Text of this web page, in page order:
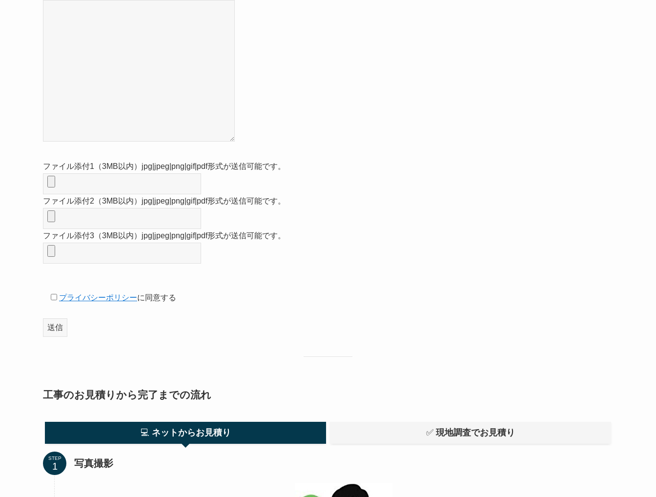
ファイル添付1（3MB以内）jpg|jpeg|png|gif|pdf形式が送信可能です。
ファイル添付2（3MB以内）jpg|jpeg|png|gif|pdf形式が送信可能です。
ファイル添付3（3MB以内）jpg|jpeg|png|gif|pdf形式が送信可能です。
プライバシーポリシーに同意する
工事のお見積りから完了までの流れ
💻 ネットからお見積り ✅ 現地調査でお見積り
STEP 写真撮影